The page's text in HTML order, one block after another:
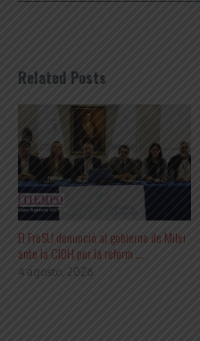
Related Posts
El FreSU denunció al gobierno de Milei
ante la CIDH por la reform ...
4 agosto, 2026